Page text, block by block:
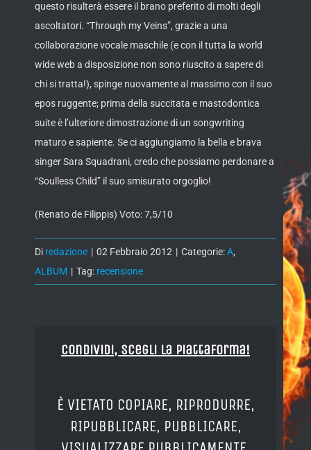
questo risulterà essere il brano preferito di molti degli
ascoltatori. “Through my Veins”, grazie a una
collaborazione vocale maschile (e con il tutta la world
wide web a disposizione non sono riuscito a sapere di
chi si tratta!), spinge nuovamente al massimo con il suo
epos ruggente; prima della succitata e mastodontica
suite è l’ulteriore dimostrazione di un songwriting
maturo e sapiente. Se ci aggiungiamo la bella e brava
singer Sara Squadrani, credo che possiamo perdonare a
“Soulless Child” il suo smisurato orgoglio!
(Renato de Filippis) Voto: 7,5/10
Di redazione | 02 Febbraio 2012 | Categorie:A,
ALBUM | Tag: recensione
Condividi, Scegli la piattaforma!
È VIETATO COPIARE, RIPRODURRE,
RIPUBBLICARE, PUBBLICARE,